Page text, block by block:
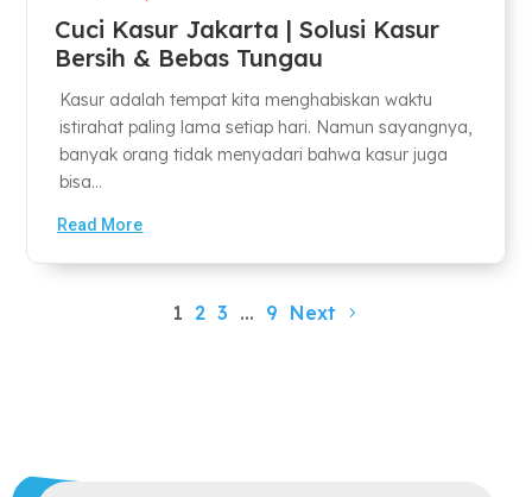
Cuci Kasur Jakarta | Solusi Kasur
Bersih & Bebas Tungau
Kasur adalah tempat kita menghabiskan waktu
istirahat paling lama setiap hari. Namun sayangnya,
banyak orang tidak menyadari bahwa kasur juga
bisa...
Read More
1 2 3 … 9 Next